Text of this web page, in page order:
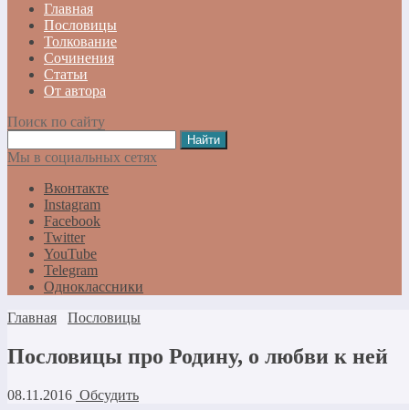
Главная
Пословицы
Толкование
Сочинения
Статьи
От автора
Поиск по сайту
Мы в социальных сетях
Вконтакте
Instagram
Facebook
Twitter
YouTube
Telegram
Одноклассники
Главная
Пословицы
Пословицы про Родину, о любви к ней
08.11.2016 Обсудить